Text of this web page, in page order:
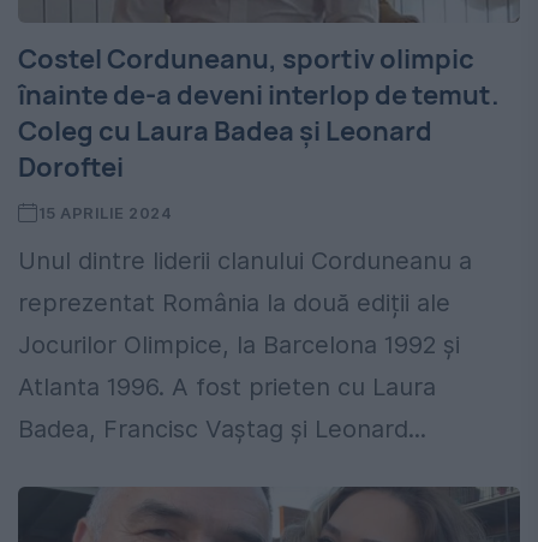
Costel Corduneanu, sportiv olimpic
înainte de-a deveni interlop de temut.
Coleg cu Laura Badea și Leonard
Doroftei
15 APRILIE 2024
Unul dintre liderii clanului Corduneanu a
reprezentat România la două ediții ale
Jocurilor Olimpice, la Barcelona 1992 și
Atlanta 1996. A fost prieten cu Laura
Badea, Francisc Vaștag și Leonard...